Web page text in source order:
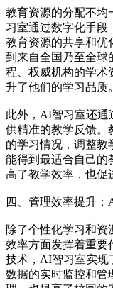
教育资源的分配不均
习室通过数字化手段
教育资源的共享和优
到来自全国乃至全球
程、权威机构的学术
升了他们的学习品质。
此外，AI智习室还通
供精准的教学反馈。
的学习情况，调整教
能得到最适合自己的
高了教学效率，也促
四、管理效率提升
除了个性化学习和
效率方面发挥着重要
技术，AI智习室实现
数据的实时监控和管